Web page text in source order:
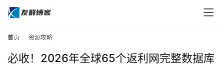
首页 资源攻略
必收！2026年全球65个返利网完整数据库